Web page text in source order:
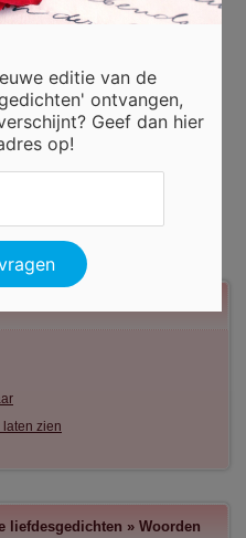
zien
liefdesgedichten » Woorden
editie van de
ontvangen,
Geef dan hier
op!